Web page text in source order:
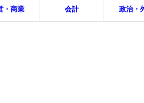
・商業 会計 政治・